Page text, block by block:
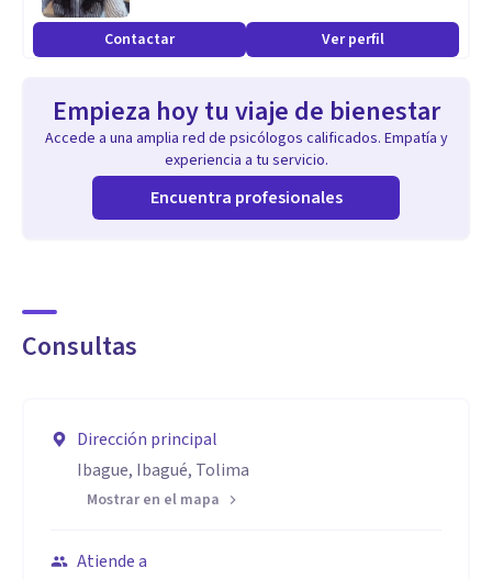
Contactar Ver perfil
Empieza hoy tu viaje de bienestar
Accede a una amplia red de psicólogos calificados. Empatía y
experiencia a tu servicio.
Encuentra profesionales
Consultas
Dirección principal
Ibague, Ibagué, Tolima
Mostrar en el mapa
Atiende a